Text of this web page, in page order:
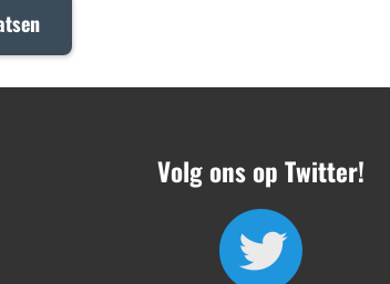
Volg ons op Twitter!